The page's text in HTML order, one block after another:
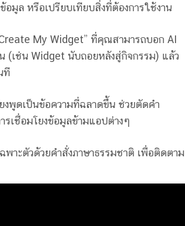
มูล หรือเปรียบเทียบสิ่งที่ต้องการใช้งาน
My Widget” ที่คุณสามารถบอก AI
(เช่น Widget นับถอยหลังสู่กิจกรรม) แล้ว
ที
งพูดเป็นข้อความที่ฉลาดขึ้น ช่วยตัดคำ
เชื่อมโยงข้อมูลข้ามแอปต่างๆ
าะตัวด้วยคำสั่งภาษาธรรมชาติ เพื่อติดตาม